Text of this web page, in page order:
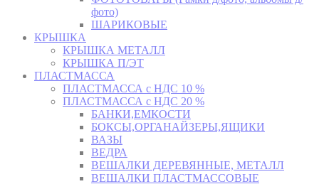
фото)
ШАРИКОВЫЕ
КРЫШКА
КРЫШКА МЕТАЛЛ
КРЫШКА П/ЭТ
ПЛАСТМАССА
ПЛАСТМАССА с НДС 10 %
ПЛАСТМАССА с НДС 20 %
БАНКИ,ЕМКОСТИ
БОКСЫ,ОРГАНАЙЗЕРЫ,ЯЩИКИ
ВАЗЫ
ВЕДРА
ВЕШАЛКИ ДЕРЕВЯННЫЕ, МЕТАЛЛ
ВЕШАЛКИ ПЛАСТМАССОВЫЕ